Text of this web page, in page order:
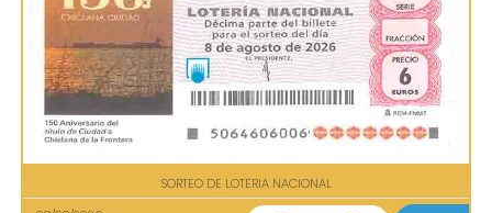
SORTEO DE LOTERIA NACIONAL